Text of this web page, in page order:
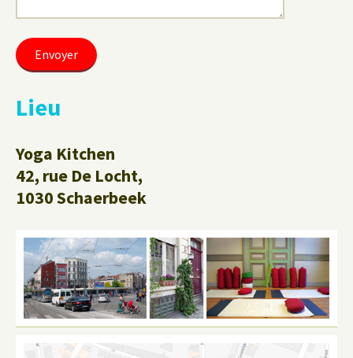
Lieu
Yoga Kitchen
42, rue De Locht,
1030 Schaerbeek